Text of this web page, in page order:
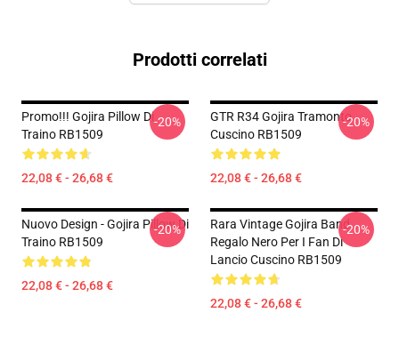
Prodotti correlati
Promo!!! Gojira Pillow Di
Traino RB1509
22,08 € - 26,68 €
-20%
GTR R34 Gojira Tramonto
Cuscino RB1509
22,08 € - 26,68 €
-20%
Nuovo Design - Gojira Pillow Di
Traino RB1509
22,08 € - 26,68 €
-20%
Rara Vintage Gojira Band
Regalo Nero Per I Fan Di
Lancio Cuscino RB1509
22,08 € - 26,68 €
-20%